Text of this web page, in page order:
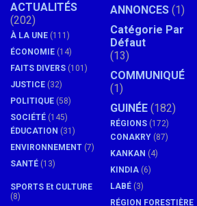
ACTUALITÉS
(202)
À LA UNE (111)
ÉCONOMIE (14)
FAITS DIVERS (101)
JUSTICE (32)
POLITIQUE (58)
SOCIÉTÉ (145)
ÉDUCATION (31)
ENVIRONNEMENT (7)
SANTÉ (13)
SPORTS Et CULTURE
(8)
ANNONCES (1)
Catégorie Par
Défaut
(13)
COMMUNIQUÉ
(1)
GUINÉE (182)
RÉGIONS (172)
CONAKRY (87)
KANKAN (4)
KINDIA (6)
LABÉ (3)
RÉGION FORESTIÈRE